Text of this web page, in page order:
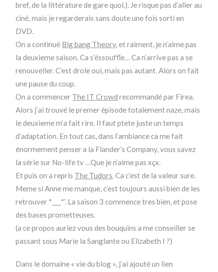
bref, de la littérature de gare quoi.). Je risque pas d’aller au
ciné, mais je regarderais sans doute une fois sorti en
DVD.
On a continué Big bang Theory, et raiment, je n’aime pas
la deuxieme saison. Ca s’éssouffle… Ca n’arrive pas a se
renouveller. C’est drole oui, mais pas autant. Alors on fait
une pause du coup.
On a commencer The IT Crowd recommandé par Firea.
Alors j’ai trouvé le premer épisode totalement naze, mais
le deuxieme m’a fait rire. Il faut ptete juste un temps
d’adaptation. En tout cas, dans l’ambiance ca me fait
énormement penser a la Flander’s Company, vous savez
la série sur No-life tv …Que je n’aime pas xçx.
Et puis on a repris The Tudors. Ca c’est de la valeur sure.
Meme si Anne me manque, c’est toujours aussi bien de les
retrouver *___*’. La saison 3 commence tres bien, et pose
des bases prometteuses.
(a ce propos auriez vous des bouquins a me conseiller se
passant sous Marie la Sanglante ou Elizabeth I ?)
Dans le domaine « vie du blog », j’ai ajouté un lien